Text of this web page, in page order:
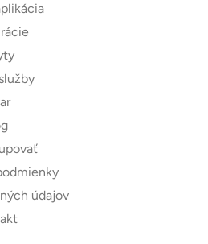
údajov